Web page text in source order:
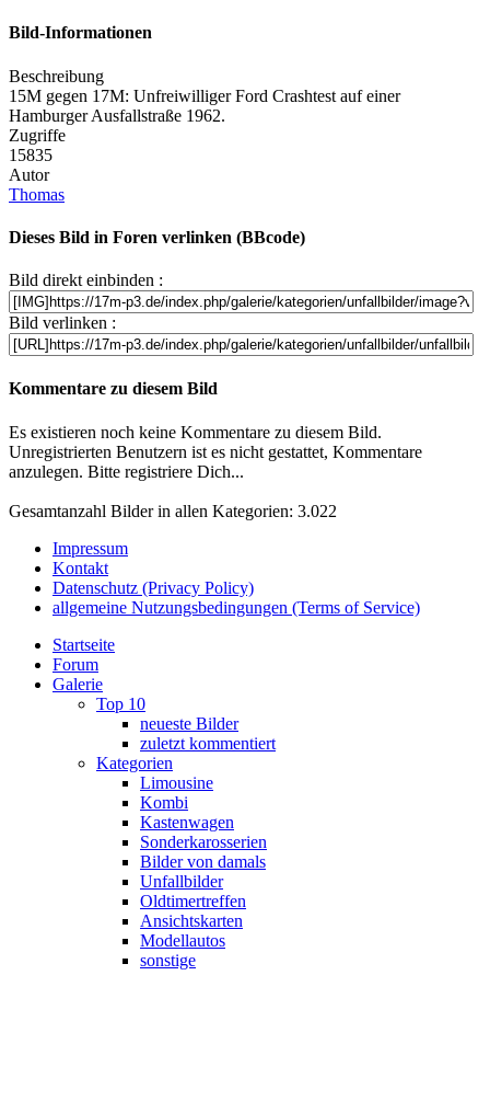
Bild-Informationen
Beschreibung
15M gegen 17M: Unfreiwilliger Ford Crashtest auf einer
Hamburger Ausfallstraße 1962.
Zugriffe
15835
Autor
Thomas
Dieses Bild in Foren verlinken (BBcode)
Bild direkt einbinden :
Bild verlinken :
Kommentare zu diesem Bild
Es existieren noch keine Kommentare zu diesem Bild.
Unregistrierten Benutzern ist es nicht gestattet, Kommentare
anzulegen. Bitte registriere Dich...
Gesamtanzahl Bilder in allen Kategorien: 3.022
Impressum
Kontakt
Datenschutz (Privacy Policy)
allgemeine Nutzungsbedingungen (Terms of Service)
Startseite
Forum
Galerie
Top 10
neueste Bilder
zuletzt kommentiert
Kategorien
Limousine
Kombi
Kastenwagen
Sonderkarosserien
Bilder von damals
Unfallbilder
Oldtimertreffen
Ansichtskarten
Modellautos
sonstige